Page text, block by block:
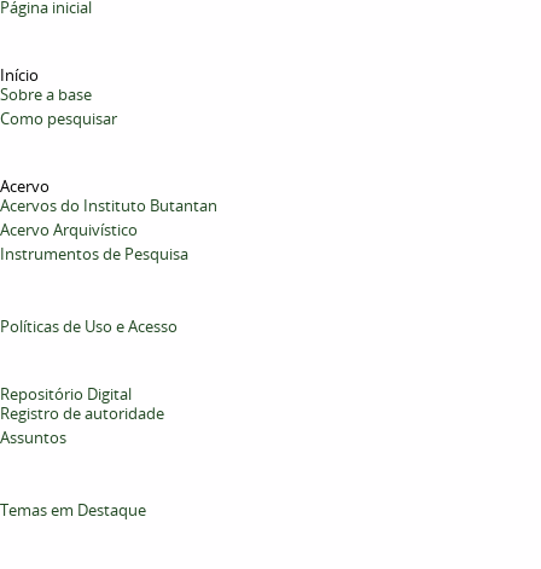
Página inicial
Início
Sobre a base
Como pesquisar
Acervo
Acervos do Instituto Butantan
Acervo Arquivístico
Instrumentos de Pesquisa
Políticas de Uso e Acesso
Repositório Digital
Registro de autoridade
Assuntos
Temas em Destaque